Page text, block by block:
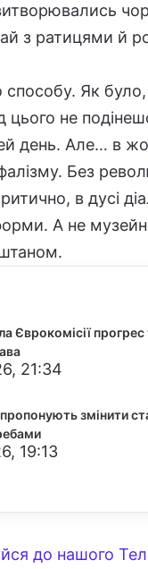
з ратицями й
способу. Як
цього не
день. Але… в
Без
в дусі
А не
Єврокомісії
21:34
змінити
19:13
до нашого